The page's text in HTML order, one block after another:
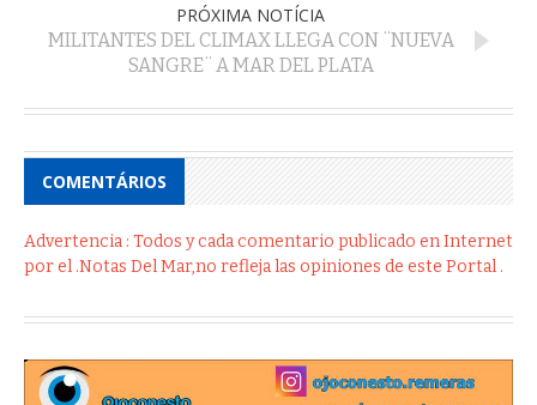
PRÓXIMA NOTÍCIA
MILITANTES DEL CLIMAX LLEGA CON ¨NUEVA
SANGRE¨ A MAR DEL PLATA
COMENTÁRIOS
Advertencia : Todos y cada comentario publicado en Internet
por el .Notas Del Mar,no refleja las opiniones de este Portal .